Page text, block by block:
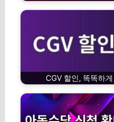
CGV 할인, 똑똑하